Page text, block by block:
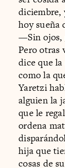
diciembre,
hoy sueña
—Sin ojos,
Pero otras
dice que
como la
Yaretzi
alguien la
que le
ordena
hija que
cosas de